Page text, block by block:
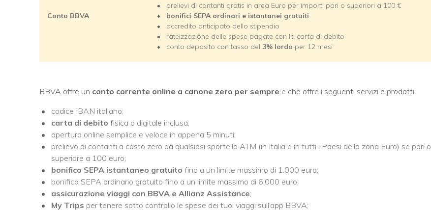
Conto BBVA
prelievi di contanti gratis in area Euro per importi pari o superiori a 100 €
bonifici SEPA ordinari e istantanei gratuiti
accredito anticipato dello stipendio
rateizzazione delle spese pagate con la carta di debito
conto deposito con tasso del 3% lordo per 12 mesi
BBVA offre un conto corrente online a canone zero per sempre e che offre i seguenti servizi e prodotti:
codice IBAN italiano;
carta di debito fisica o digitale inclusa;
apertura online semplice e veloce in appena 5 minuti;
prelievo di contanti a costo zero da qualsiasi sportello ATM (in Italia e in tutti i Paesi della zona Euro) se pari o
superiore a 100 euro;
bonifico SEPA istantaneo gratuito fino a un limite massimo di 1.000 euro;
bonifico SEPA ordinario gratuito fino a un limite massimo di 6.000 euro;
assicurazione viaggi con BBVA e Allianz Assistance;
My Trips per tenere sotto controllo le spese dei tuoi viaggi sull’app BBVA;